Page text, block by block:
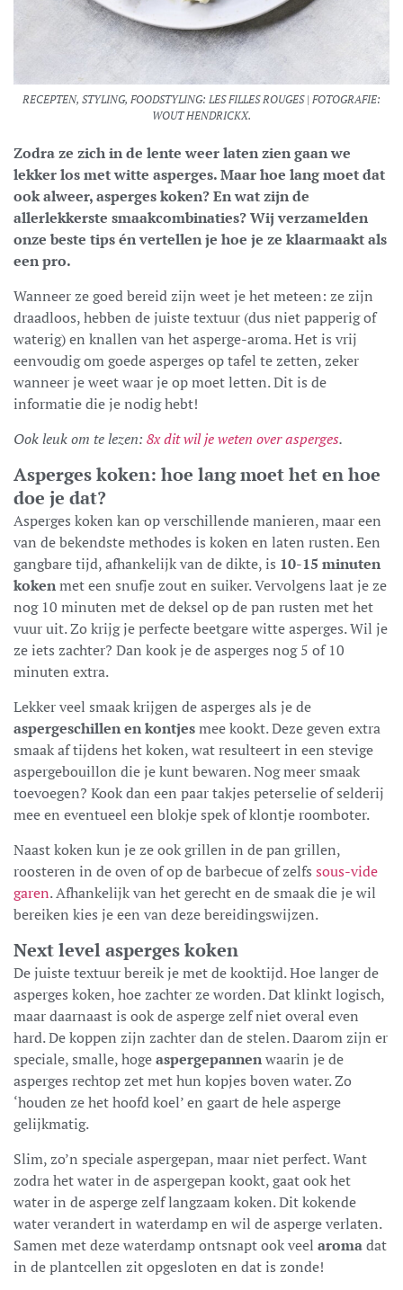
RECEPTEN, STYLING, FOODSTYLING: LES FILLES ROUGES | FOTOGRAFIE:
WOUT HENDRICKX.
Zodra ze zich in de lente weer laten zien gaan we
lekker los met witte asperges. Maar hoe lang moet dat
ook alweer, asperges koken? En wat zijn de
allerlekkerste smaakcombinaties? Wij verzamelden
onze beste tips én vertellen je hoe je ze klaarmaakt als
een pro.
Wanneer ze goed bereid zijn weet je het meteen: ze zijn
draadloos, hebben de juiste textuur (dus niet papperig of
waterig) en knallen van het asperge-aroma. Het is vrij
eenvoudig om goede asperges op tafel te zetten, zeker
wanneer je weet waar je op moet letten. Dit is de
informatie die je nodig hebt!
Ook leuk om te lezen: 8x dit wil je weten over asperges.
Asperges koken: hoe lang moet het en hoe
doe je dat?
Asperges koken kan op verschillende manieren, maar een
van de bekendste methodes is koken en laten rusten. Een
gangbare tijd, afhankelijk van de dikte, is 10-15 minuten
kokenmet een snufje zout en suiker. Vervolgens laat je ze
nog 10 minuten met de deksel op de pan rusten met het
vuur uit. Zo krijg je perfecte beetgare witte asperges. Wil je
ze iets zachter? Dan kook je de asperges nog 5 of 10
minuten extra.
Lekker veel smaak krijgen de asperges als je de
aspergeschillen en kontjesmee kookt. Deze geven extra
smaak af tijdens het koken, wat resulteert in een stevige
aspergebouillon die je kunt bewaren. Nog meer smaak
toevoegen? Kook dan een paar takjes peterselie of selderij
mee en eventueel een blokje spek of klontje roomboter.
Naast koken kun je ze ook grillen in de pan grillen,
roosteren in de oven of op de barbecue of zelfs sous-vide
garen. Afhankelijk van het gerecht en de smaak die je wil
bereiken kies je een van deze bereidingswijzen.
Next level asperges koken
De juiste textuur bereik je met de kooktijd. Hoe langer de
asperges koken, hoe zachter ze worden. Dat klinkt logisch,
maar daarnaast is ook de asperge zelf niet overal even
hard. De koppen zijn zachter dan de stelen. Daarom zijn er
speciale, smalle, hogeaspergepannenwaarin je de
asperges rechtop zet met hun kopjes boven water. Zo
‘houden ze het hoofd koel’ en gaart de hele asperge
gelijkmatig.
Slim, zo’n speciale aspergepan, maar niet perfect. Want
zodra het water in de aspergepan kookt, gaat ook het
water in de asperge zelf langzaam koken. Dit kokende
water verandert in waterdamp en wil de asperge verlaten.
Samen met deze waterdamp ontsnapt ook veel aromadat
in de plantcellen zit opgesloten en dat is zonde!